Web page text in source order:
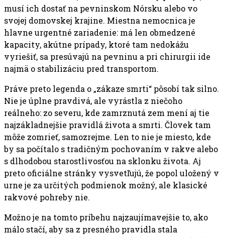
musí ich dostať na pevninskom Nórsku alebo vo
svojej domovskej krajine. Miestna nemocnica je
hlavne urgentné zariadenie: má len obmedzené
kapacity, akútne prípady, ktoré tam nedokážu
vyriešiť, sa presúvajú na pevninu a pri chirurgii ide
najmä o stabilizáciu pred transportom.
Práve preto legenda o „zákaze smrti“ pôsobí tak silno.
Nie je úplne pravdivá, ale vyrástla z niečoho
reálneho: zo severu, kde zamrznutá zem mení aj tie
najzákladnejšie pravidlá života a smrti. Človek tam
môže zomrieť, samozrejme. Len to nie je miesto, kde
by sa počítalo s tradičným pochovaním v rakve alebo
s dlhodobou starostlivosťou na sklonku života. Aj
preto oficiálne stránky vysvetľujú, že popol uložený v
urne je za určitých podmienok možný, ale klasické
rakvové pohreby nie.
Možno je na tomto príbehu najzaujímavejšie to, ako
málo stačí, aby sa z presného pravidla stala